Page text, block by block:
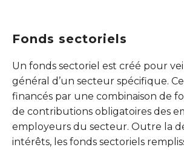
Fonds sectoriels
Un fonds sectoriel est créé pour
général d’un secteur spécifique.
financés par une combinaison de
de contributions obligatoires des
employeurs du secteur. Outre la
intérêts, les fonds sectoriels